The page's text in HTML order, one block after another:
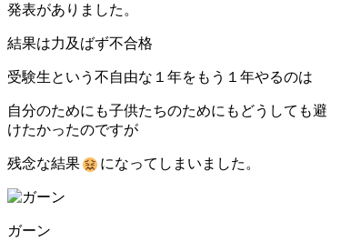
発表がありました。
結果は力及ばず不合格
受験生という不自由な１年をもう１年やるのは
自分のためにも子供たちのためにもどうしても避
けたかったのですが
残念な結果 になってしまいました。
ガーン